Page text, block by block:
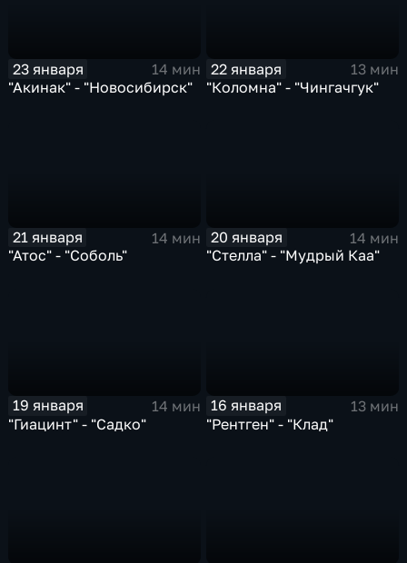
23 января
14 мин
"Акинак" - "Новосибирск"
22 января
13 мин
"Коломна" - "Чингачгук"
21 января
14 мин
"Атос" - "Соболь"
20 января
14 мин
"Стелла" - "Мудрый Каа"
19 января
14 мин
"Гиацинт" - "Садко"
16 января
13 мин
"Рентген" - "Клад"